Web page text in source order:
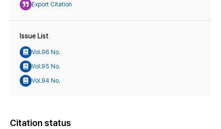
Export Citation
Issue List
Vol.96 No.
Vol.95 No.
Vol.94 No.
Citation status